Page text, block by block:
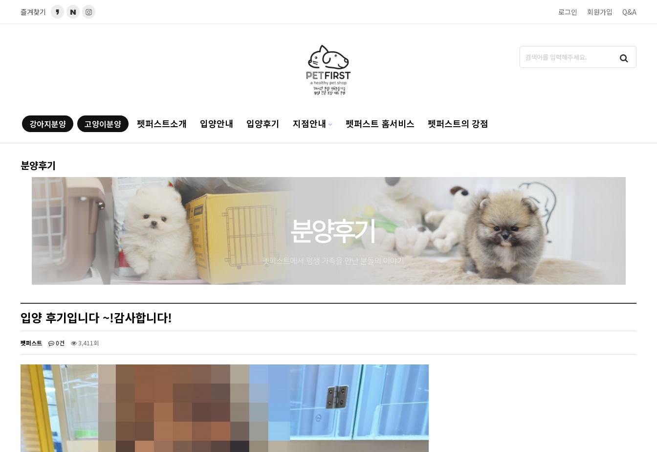
즐겨찾기 로그인 회원가입 Q&A
강아지분양 고양이분양 펫퍼스트소개 입양안내 입양후기 지점안내 펫퍼스트 홈서비스 펫퍼스트의 강점
분양후기
입양 후기입니다 ~!감사합니다!
펫퍼스트 0건 3,411회